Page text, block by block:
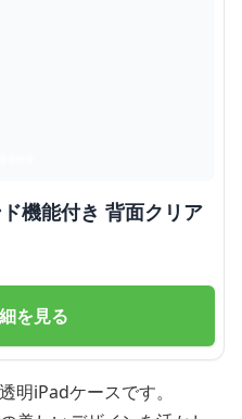
機能付き 背面クリア
を見る
明iPadケースです。